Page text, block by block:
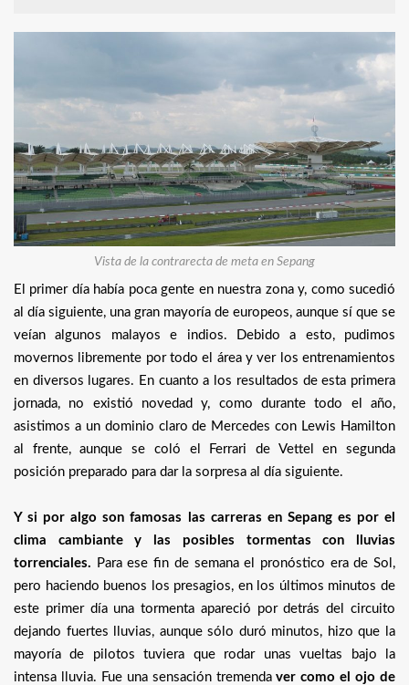
Vista de la contrarecta de meta en Sepang
El primer día había poca gente en nuestra zona y, como sucedió
al día siguiente, una gran mayoría de europeos, aunque sí que se
veían algunos malayos e indios. Debido a esto, pudimos
movernos libremente por todo el área y ver los entrenamientos
en diversos lugares. En cuanto a los resultados de esta primera
jornada, no existió novedad y, como durante todo el año,
asistimos a un dominio claro de Mercedes con Lewis Hamilton
al frente, aunque se coló el Ferrari de Vettel en segunda
posición preparado para dar la sorpresa al día siguiente.
Y si por algo son famosas las carreras en Sepang es por el
clima cambiante y las posibles tormentas con lluvias
torrenciales. Para ese fin de semana el pronóstico era de Sol,
pero haciendo buenos los presagios, en los últimos minutos de
este primer día una tormenta apareció por detrás del circuito
dejando fuertes lluvias, aunque sólo duró minutos, hizo que la
mayoría de pilotos tuviera que rodar unas vueltas bajo la
intensa lluvia. Fue una sensación tremendaver como el ojo de